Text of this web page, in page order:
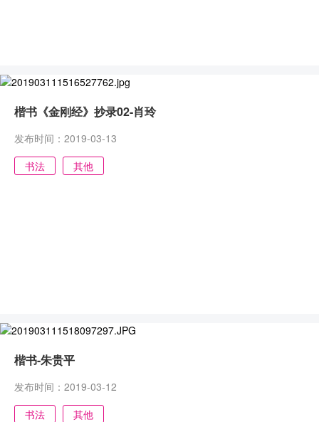
楷书《金刚经》抄录02-肖玲
发布时间：2019-03-13
书法
其他
楷书-朱贵平
发布时间：2019-03-12
书法
其他